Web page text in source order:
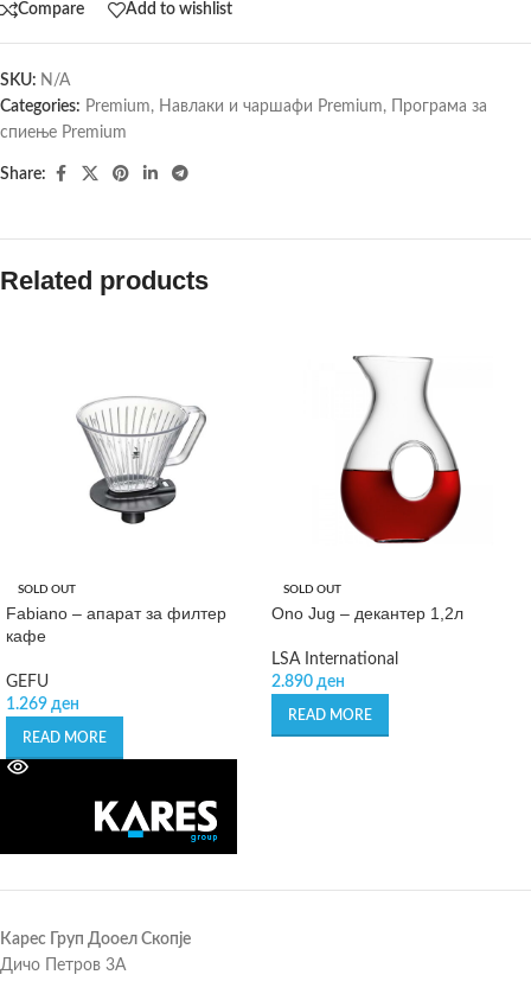
Compare Add to wishlist
SKU: N/A
Categories: Premium, Навлаки и чаршафи Premium,
Програма за
спиење Premium
Share:
Related products
SOLD OUT
Fabiano – апарат за филтер
кафе
GEFU
1.269 ден
READ MORE
SOLD OUT
Ono Jug – декантер 1,2л
LSA International
2.890 ден
READ MORE
Карес Груп Дооел Скопје
Дичо Петров 3А